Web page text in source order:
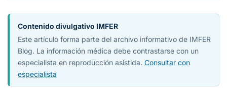
Contenido divulgativo IMFER
Este artículo forma parte del archivo informativo de IMFER
Blog. La información médica debe contrastarse con un
especialista en reproducción asistida. Consultar con
especialista